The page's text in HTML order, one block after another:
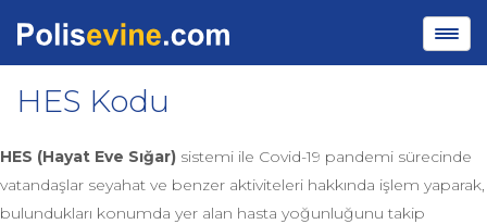
HES Kodu
HES (Hayat Eve Sığar) sistemi ile Covid-19 pandemi sürecinde
vatandaşlar seyahat ve benzer aktiviteleri hakkında işlem yaparak,
bulundukları konumda yer alan hasta yoğunluğunu takip